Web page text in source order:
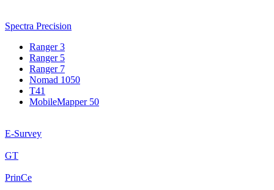
Spectra Precision
Ranger 3
Ranger 5
Ranger 7
Nomad 1050
T41
MobileMapper 50
E-Survey
GT
PrinCe